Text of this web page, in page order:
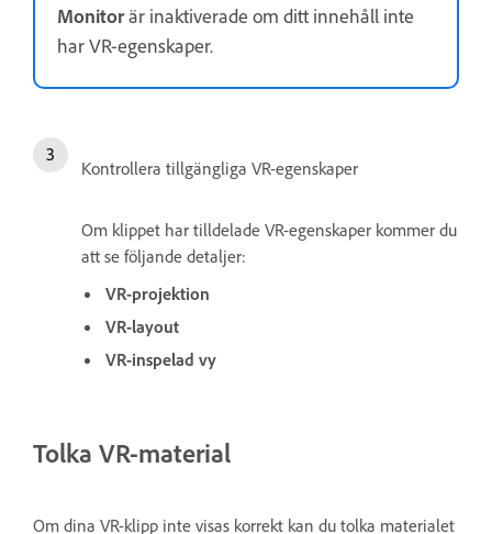
Monitorär inaktiverade om ditt innehåll inte
har VR-egenskaper.
Kontrollera tillgängliga VR-egenskaper
Om klippet har tilldelade VR-egenskaper kommer du
att se följande detaljer:
VR-projektion
VR-layout
VR-inspelad vy
Tolka VR-material
Om dina VR-klipp inte visas korrekt kan du tolka materialet